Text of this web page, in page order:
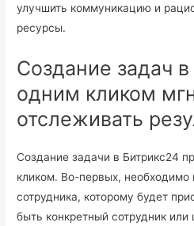
улучшить коммуникацию и
ресурсы.
Создание задач
одним кликом
отслеживать
Создание задачи в Битрикс24
кликом. Во-первых, необходимо
сотрудника, которому будет
быть конкретный сотрудник